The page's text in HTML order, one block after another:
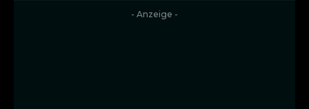
- Anzeige -